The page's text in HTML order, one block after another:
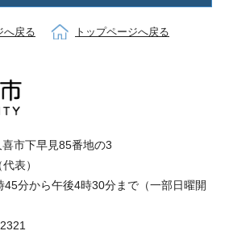
へ戻る トップページへ戻る
市下早見85番地の3
表）
45分から午後4時30分まで（一部日曜開